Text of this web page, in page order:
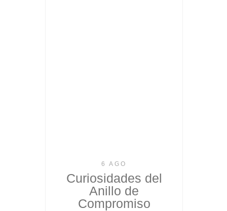
6 AGO
Curiosidades del
Anillo de
Compromiso